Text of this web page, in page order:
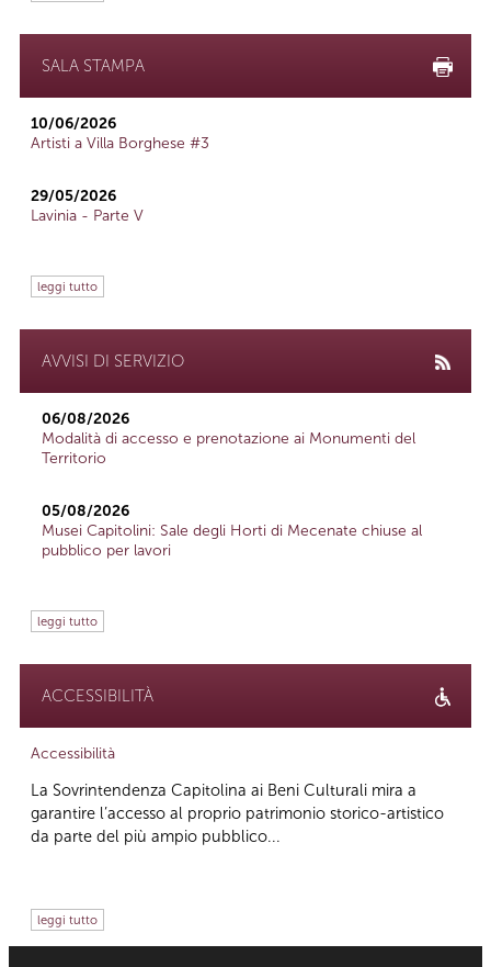
SALA STAMPA
10/06/2026
Artisti a Villa Borghese #3
29/05/2026
Lavinia - Parte V
leggi tutto
AVVISI DI SERVIZIO
06/08/2026
Modalità di accesso e prenotazione ai Monumenti del
Territorio
05/08/2026
Musei Capitolini: Sale degli Horti di Mecenate chiuse al
pubblico per lavori
leggi tutto
ACCESSIBILITÀ
Accessibilità
La Sovrintendenza Capitolina ai Beni Culturali mira a
garantire l’accesso al proprio patrimonio storico-artistico
da parte del più ampio pubblico...
leggi tutto